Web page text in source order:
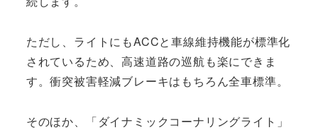
ただし、ライトにもACCと車線維持機能が標準化
されているため、高速道路の巡航も楽にできま
す。衝突被害軽減ブレーキはもちろん全車標準。
そのほか、「ダイナミックコーナリングライト」